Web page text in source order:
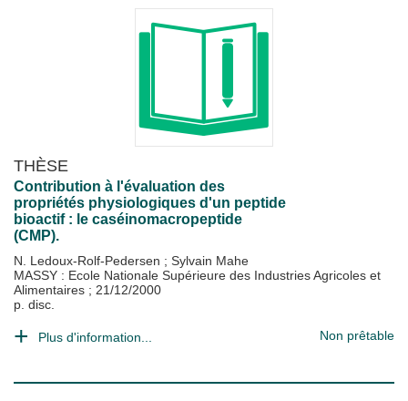
THÈSE
Contribution à l'évaluation des
propriétés physiologiques d'un peptide
bioactif : le caséinomacropeptide
(CMP).
N. Ledoux-Rolf-Pedersen ; Sylvain Mahe
MASSY : Ecole Nationale Supérieure des Industries Agricoles et
Alimentaires ; 21/12/2000
p. disc.
Plus d'information... Non prêtable